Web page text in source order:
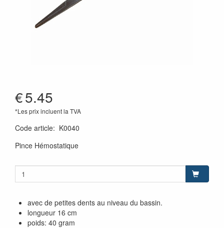
€5.45
*Les prix incluent la TVA
Code article: K0040
Pince Hémostatique
avec de petites dents au niveau du bassin.
longueur 16 cm
poids: 40 gram